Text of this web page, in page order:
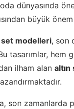
dünyasında
büyük önem
set modelleri, son
tasarımlar, hem
ilham alan altın
son zamanlarda